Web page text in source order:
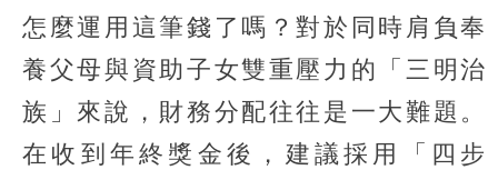
怎麼運用這筆錢了嗎？對於同時肩負奉
養父母與資助子女雙重壓力的「三明治
族」來說，財務分配往往是一大難題。
在收到年終獎金後，建議採用「四步